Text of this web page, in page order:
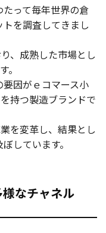
って毎年世界の倉
を調査してきまし
、成熟した市場とし
。
因がｅコマース小
持つ製造ブランドで
を変革し、結果とし
しています。
なチャネル